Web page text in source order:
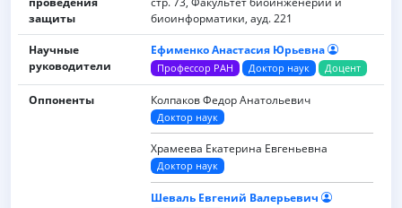
защиты
биоинформатики, ауд. 221
Научные
руководители
Ефименко Анастасия Юрьевна
Профессор РАН Доктор наук Доцент
Оппоненты Колпаков Федор Анатольевич
Доктор наук
Храмеева Екатерина Евгеньевна
Доктор наук
Шеваль Евгений Валерьевич